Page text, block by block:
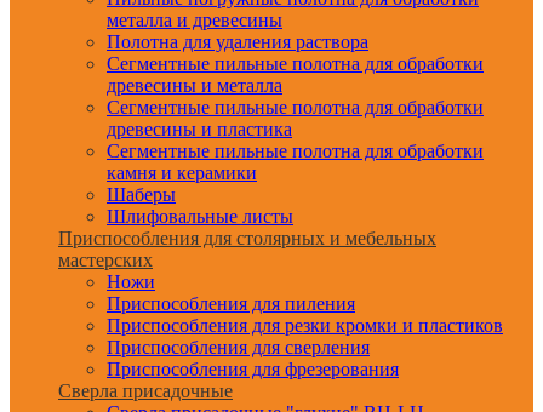
металла и древесины
Полотна для удаления раствора
Сегментные пильные полотна для обработки
древесины и металла
Сегментные пильные полотна для обработки
древесины и пластика
Сегментные пильные полотна для обработки
камня и керамики
Шаберы
Шлифовальные листы
Приспособления для столярных и мебельных
мастерских
Ножи
Приспособления для пиления
Приспособления для резки кромки и пластиков
Приспособления для сверления
Приспособления для фрезерования
Сверла присадочные